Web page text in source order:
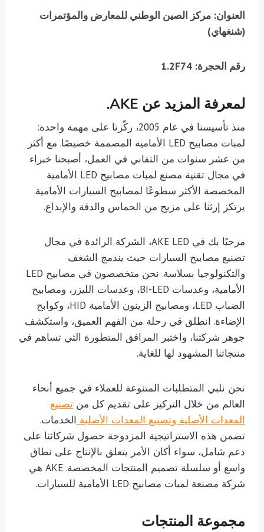
العنوان: مركز الصين الوطني للمعارض والمؤتمرات
(شنغهاي)
رقم الحجرة: 1.2F74
لمعرفة المزيد عن AKE.
منذ تأسيسنا في عام 2005، ركّزنا على مهمة واحدة:
لمبات مصابيح LED الأمامية المصممة خصيصًا. مع أكثر
من عشر سنوات من التفاني في العمل، أصبحنا خبراء
في مجال تقنية مصنع لمبات مصابيح LED الأمامية
المخصصة الأكثر سطوعًا لمصابيح السيارات الأمامية.
يرتكز إرثنا على مزيج من الحماس والدقة والإبداع.
مرحبًا بك في AKE LED، الشركة الرائدة في مجال
تصنيع مصابيح السيارات حيث يندمج الشغف
والتكنولوجيا بسلاسة. نحن متخصصون في مصابيح LED
الأمامية، وعدسات BI-LED، وعدسات الليزر، ومصابيح
الضباب LED، ومصابيح الزينون الأمامية HID، وكوابح
الإضاءة. انطلق في رحلة من الفهم العميق، واستكشف
جوهر شركتنا، واختبر المرافق المتطورة التي تساهم في
منتجاتنا المشهود لها للغاية.
نحن نلبي المتطلبات المتنوعة للعملاء في جميع أنحاء
العالم من خلال التركيز على تقديم كل من تصنيع
المعدات الأصلية وتصنيع المعدات الأصلية الخدمات.
تضمن هذه الاستراتيجية المزدوجة حصول شركائنا على
دعم شامل، سواء أكان الأمر يتعلق بالإنتاج على نطاق
واسع أو سلسلة تصميم المنتجات المخصصة. AKE هي
شركة مصنعة لمبات مصابيح LED الأمامية للسيارات.
مجموعة المنتجات